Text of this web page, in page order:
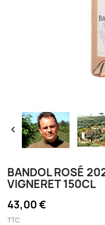

BANDOL ROSÉ
VIGNERET 150CL
43,00 €
TTC